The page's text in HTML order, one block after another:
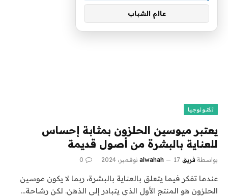
تكنولوجيا
يعتبر ميوسين الحلزون بمثابة إحساس
للعناية بالبشرة من أصول قديمة
بواسطة فريق alwahah 17 نوفمبر، 2024 0
عندما تفكر فيما يتعلق بالعناية بالبشرة، ربما لا يكون موسين
الحلزون هو المنتج الأول الذي يتبادر إلى الذهن. لكن رشاحة…
عالم الشباب